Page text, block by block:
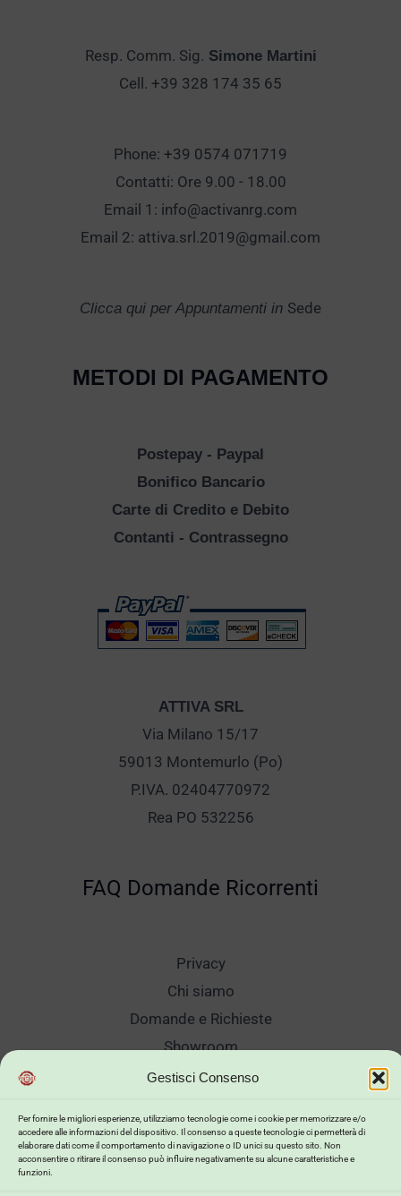
Gestisci Consenso
Per fornire le migliori esperienze, utilizziamo tecnologie come i cookie per memorizzare e/o
accedere alle informazioni del dispositivo. Il consenso a queste tecnologie ci permetterà di
elaborare dati come il comportamento di navigazione o ID unici su questo sito. Non
acconsentire o ritirare il consenso può influire negativamente su alcune caratteristiche e
funzioni.
Resp. Comm. Sig. Simone Martini
Cell. +39 328 174 35 65
Phone: +39 0574 071719
Contatti: Ore 9.00 - 18.00
Email 1: info@activanrg.com
Email 2: attiva.srl.2019@gmail.com
Clicca qui per Appuntamenti in Sede
METODI DI PAGAMENTO
Postepay - Paypal
Bonifico Bancario
Carte di Credito e Debito
Contanti - Contrassegno
ATTIVA SRL
Via Milano 15/17
59013 Montemurlo (Po)
P.IVA. 02404770972
Rea PO 532256
FAQ Domande Ricorrenti
Privacy
Chi siamo
Domande e Richieste
Showroom
Spedizioni
Reso Cambio Merce
Lavora Con Noi